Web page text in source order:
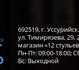
692519, г. Уссурийск,
ул. Тимирязева, 29,
магазин «12
Пн-Пт: 09:00-18:00;
Вс: Выходной